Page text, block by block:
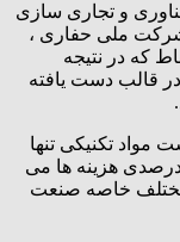
و تجاری سازی
ملی حفاری ،
که در نتیجه
قالب دست یافته
مواد تکنیکی تنها
بخش تعمیرات تجهیزات موجب کاهش ۴۰ درصدی هزینه ها می
مختلف خاصه صنعت